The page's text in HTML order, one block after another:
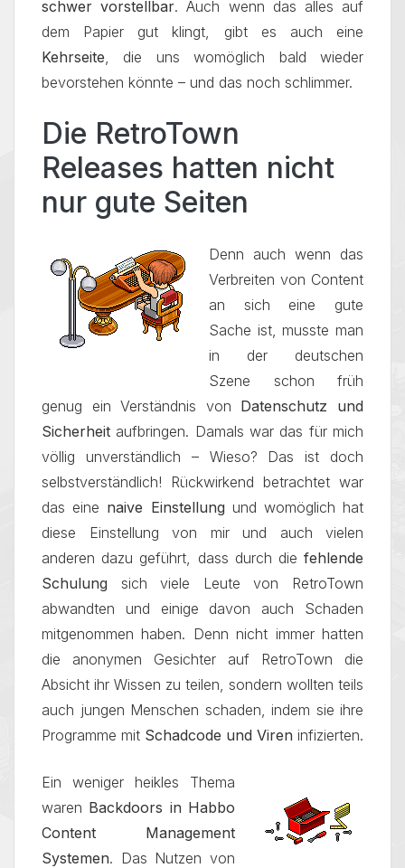
schwer vorstellbar. Auch wenn das alles auf
dem Papier gut klingt, gibt es auch eine
Kehrseite, die uns womöglich bald wieder
bevorstehen könnte – und das noch schlimmer.
Die RetroTown
Releases hatten nicht
nur gute Seiten
Denn auch wenn das
Verbreiten von Content
an sich eine gute
Sache ist, musste man
in der deutschen
Szene schon früh
genug ein Verständnis von Datenschutz und
Sicherheit aufbringen. Damals war das für mich
völlig unverständlich – Wieso? Das ist doch
selbstverständlich! Rückwirkend betrachtet war
das eine naive Einstellung und womöglich hat
diese Einstellung von mir und auch vielen
anderen dazu geführt, dass durch die fehlende
Schulung sich viele Leute von RetroTown
abwandten und einige davon auch Schaden
mitgenommen haben. Denn nicht immer hatten
die anonymen Gesichter auf RetroTown die
Absicht ihr Wissen zu teilen, sondern wollten teils
auch jungen Menschen schaden, indem sie ihre
Programme mit Schadcode und Viren infizierten.
Ein weniger heikles Thema
waren Backdoors in Habbo
Content Management
Systemen. Das Nutzen von